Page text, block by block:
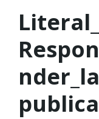
publica